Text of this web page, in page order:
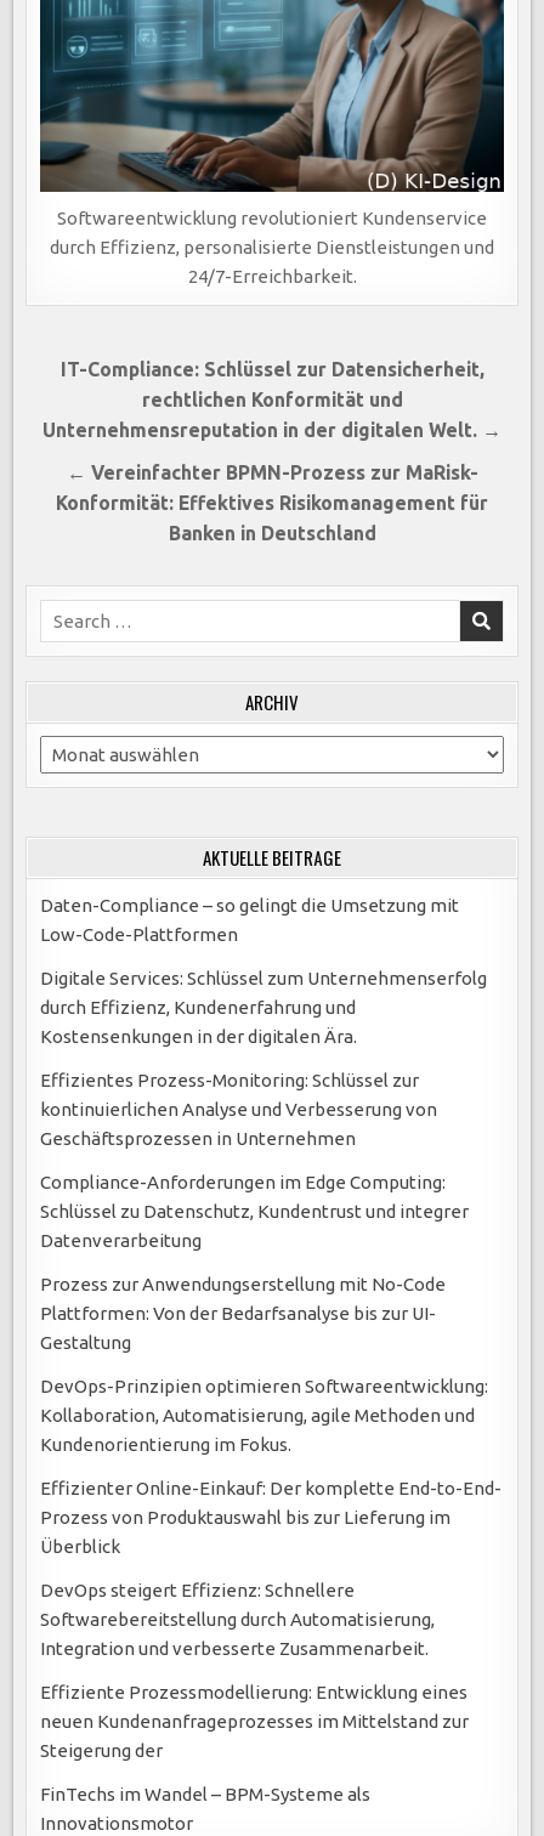
Softwareentwicklung revolutioniert Kundenservice
durch Effizienz, personalisierte Dienstleistungen und
24/7-Erreichbarkeit.
Beitragsnavigation
IT-Compliance: Schlüssel zur Datensicherheit,
rechtlichen Konformität und
Unternehmensreputation in der digitalen Welt. →
← Vereinfachter BPMN-Prozess zur MaRisk-
Konformität: Effektives Risikomanagement für
Banken in Deutschland
Search
for:
ARCHIV
Archiv
AKTUELLE BEITRÄGE
Daten-Compliance – so gelingt die Umsetzung mit
Low-Code-Plattformen
Digitale Services: Schlüssel zum Unternehmenserfolg
durch Effizienz, Kundenerfahrung und
Kostensenkungen in der digitalen Ära.
Effizientes Prozess-Monitoring: Schlüssel zur
kontinuierlichen Analyse und Verbesserung von
Geschäftsprozessen in Unternehmen
Compliance-Anforderungen im Edge Computing:
Schlüssel zu Datenschutz, Kundentrust und integrer
Datenverarbeitung
Prozess zur Anwendungserstellung mit No-Code
Plattformen: Von der Bedarfsanalyse bis zur UI-
Gestaltung
DevOps-Prinzipien optimieren Softwareentwicklung:
Kollaboration, Automatisierung, agile Methoden und
Kundenorientierung im Fokus.
Effizienter Online-Einkauf: Der komplette End-to-End-
Prozess von Produktauswahl bis zur Lieferung im
Überblick
DevOps steigert Effizienz: Schnellere
Softwarebereitstellung durch Automatisierung,
Integration und verbesserte Zusammenarbeit.
Effiziente Prozessmodellierung: Entwicklung eines
neuen Kundenanfrageprozesses im Mittelstand zur
Steigerung der
FinTechs im Wandel – BPM-Systeme als
Innovationsmotor